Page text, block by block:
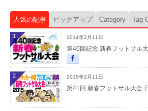
人気の記事 ピックアップ Category Tag
2014年2月11日
第40回記念 新春フットサル
1
2015年2月11日
第41回 新春フットサル大会
2